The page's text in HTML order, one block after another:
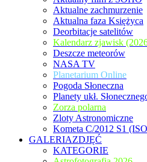
Aktualne zachmurzenie
Aktualna faza Księżyca
Deorbitacje satelitów
Kalendarz zjawisk
Deszcze meteorów
NASA TV
Planetarium Online
Pogoda Słoneczna
Planety ukł.
Zorza polarna
Zloty Astronomiczne
Kometa C/2012 S1
GALERIAZDJĘĆ
KATEGORIE